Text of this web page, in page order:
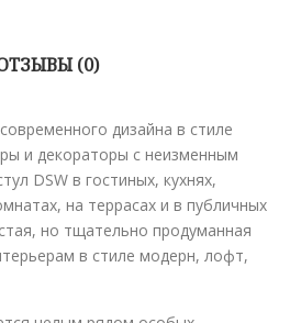
(0)
дизайна в стиле
и декораторы с неизменным
DSW в гостиных, кухнях,
на террасах и в публичных
но тщательно продуманная
в стиле модерн, лофт,